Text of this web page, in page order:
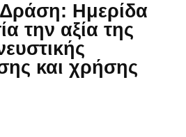
Ημερίδα
την αξία της
και χρήσης